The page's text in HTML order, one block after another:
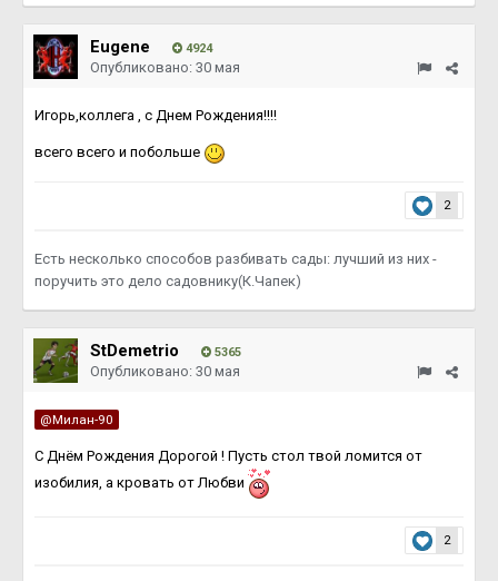
Eugene 4924
Опубликовано: 30 мая
Игорь,коллега , с Днем Рождения!!!!
всего всего и побольше
2
Есть несколько способов разбивать сады: лучший из них -
поручить это дело садовнику(К.Чапек)
StDemetrio 5365
Опубликовано: 30 мая
@Милан-90
С Днём Рождения Дорогой ! Пусть стол твой ломится от
изобилия, а кровать от Любви
2